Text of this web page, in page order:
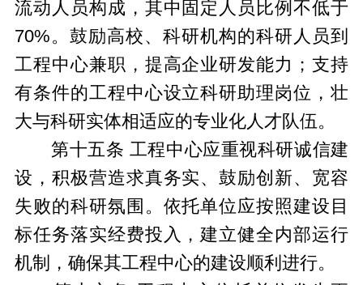
流动人员构成，其中固定人员比例不低于
70%。鼓励高校、科研机构的科研人员到
工程中心兼职，提高企业研发能力；支持
有条件的工程中心设立科研助理岗位，壮
大与科研实体相适应的专业化人才队伍。
第十五条 工程中心应重视科研诚信建
设，积极营造求真务实、鼓励创新、宽容
失败的科研氛围。依托单位应按照建设目
标任务落实经费投入，建立健全内部运行
机制，确保其工程中心的建设顺利进行。